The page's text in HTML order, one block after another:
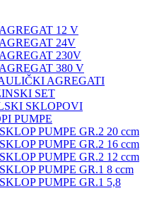
12 V
24V
230V
380 V
AGREGATI
SET
SKLOPOVI
PUMPE
PUMPE GR.2 20 ccm
PUMPE GR.2 16 ccm
PUMPE GR.2 12 ccm
PUMPE GR.1 8 ccm
PUMPE GR.1 5,8